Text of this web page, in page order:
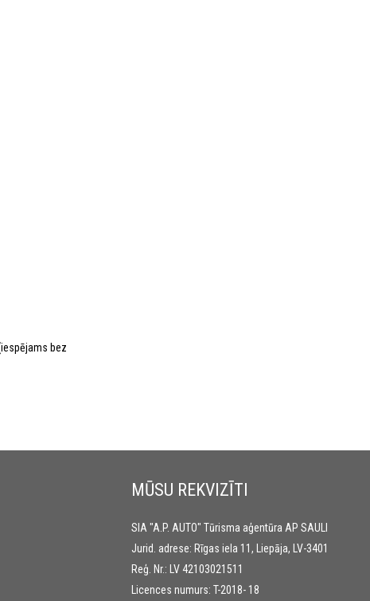
bez
MŪSU REKVIZĪTI
SIA "A.P. AUTO" Tūrisma aģentūra AP SAULI
Jurid. adrese: Rīgas iela 11, Liepāja, LV-3401
Reģ. Nr.: LV 42103021511
Licences numurs: T-2018- 18